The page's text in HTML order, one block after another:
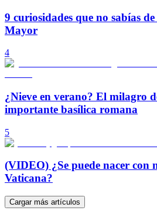
9 curiosidades que no sabías
Mayor
4
¿Nieve en verano? El milagro
importante basílica romana
5
(VIDEO) ¿Se puede nacer con
Vaticana?
Cargar más artículos